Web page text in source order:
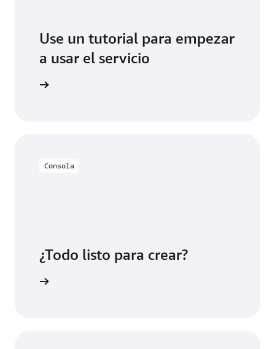
Use un tutorial para empezar
a usar el servicio
Consola
¿Todo listo para crear?